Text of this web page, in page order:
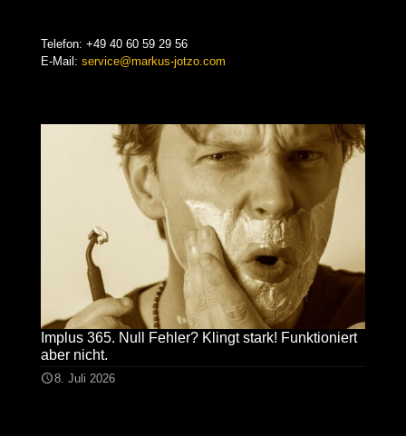
Telefon: +49 40 60 59 29 56
E-Mail: service@markus-jotzo.com
Implus 365. Null Fehler? Klingt stark! Funktioniert
aber nicht.
8. Juli 2026